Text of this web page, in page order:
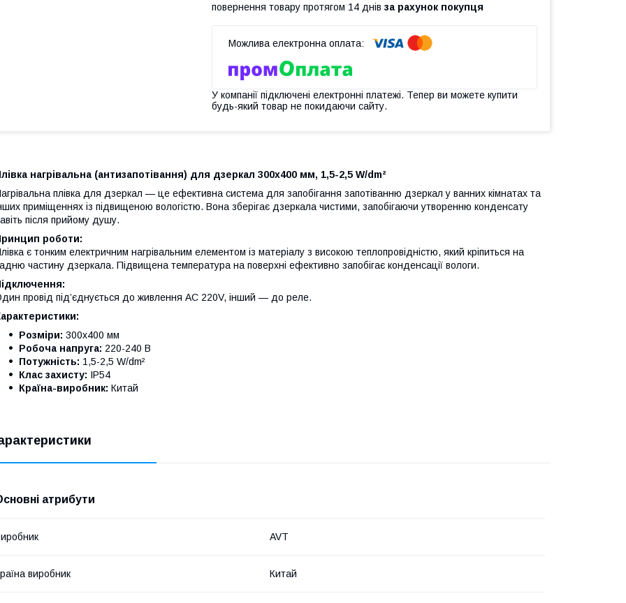
повернення товару протягом 14 днів за рахунок покупця
У компанії підключені електронні платежі. Тепер ви можете купити
будь-який товар не покидаючи сайту.
нагрівальна (антизапотівання) для дзеркал 300x400 мм, 1,5-2,5 W/dm²
плівка для дзеркал — це ефективна система для запобігання запотіванню дзеркал у ванних кімнатах та
приміщеннях із підвищеною вологістю. Вона зберігає дзеркала чистими, запобігаючи утворенню конденсату
після прийому душу.
роботи:
є тонким електричним нагрівальним елементом із матеріалу з високою теплопровідністю, який кріпиться на
частину дзеркала. Підвищена температура на поверхні ефективно запобігає конденсації вологи.
провід під’єднується до живлення AC 220V, інший — до реле.
Розміри: 300х400 мм
Робоча напруга: 220-240 В
Потужність: 1,5-2,5 W/dm²
Клас захисту: IP54
Країна-виробник: Китай
атрибути
AVT
виробник Китай